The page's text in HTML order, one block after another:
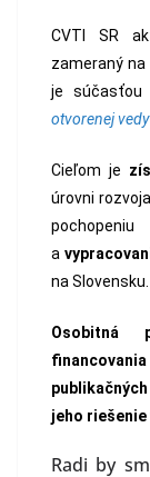
CVTI SR
zameraný na
je súčasťou
otvorenej
Cieľom je
úrovni
a
na Slovensku.
Osobitná
jeho
Radi by